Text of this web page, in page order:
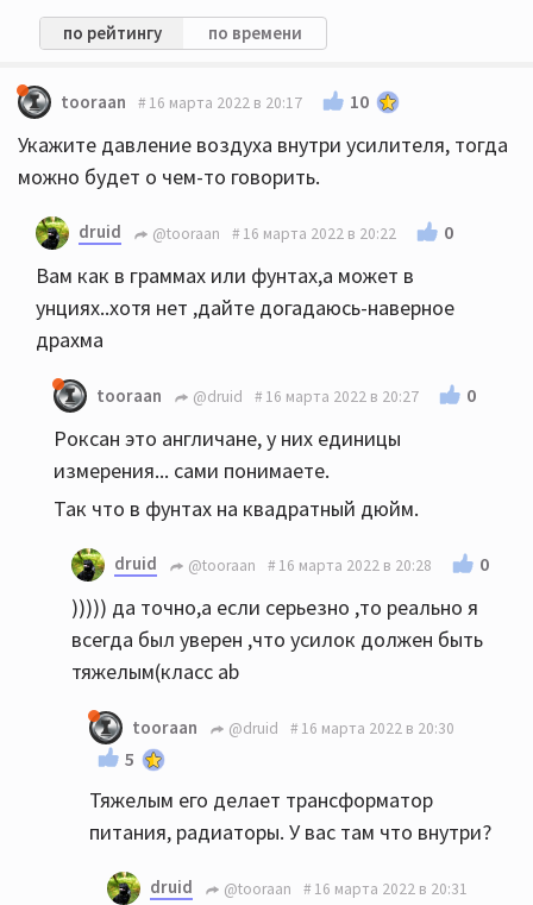
по рейтингу по времени
tooraan 16 марта 2022 в 20:17 10
Укажите давление воздуха внутри усилителя, тогда
можно будет о чем-то говорить.
druid @tooraan 16 марта 2022 в 20:22 0
Вам как в граммах или фунтах,а может в
унциях..хотя нет ,дайте догадаюсь-наверное
драхма
tooraan @druid 16 марта 2022 в 20:27 0
Роксан это англичане, у них единицы
измерения... сами понимаете.
Так что в фунтах на квадратный дюйм.
druid @tooraan 16 марта 2022 в 20:28 0
))))) да точно,а если серьезно ,то реально я
всегда был уверен ,что усилок должен быть
тяжелым(класс ab
tooraan @druid 16 марта 2022 в 20:30
5
Тяжелым его делает трансформатор
питания, радиаторы. У вас там что внутри?
druid @tooraan 16 марта 2022 в 20:31